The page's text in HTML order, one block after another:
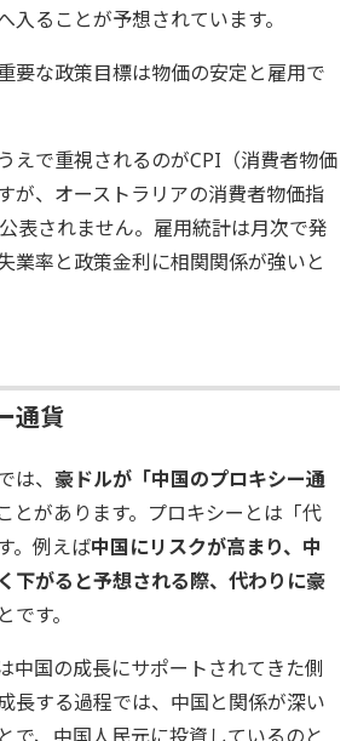
入ることが予想されています。
要な政策目標は物価の安定と雇用で
えで重視されるのがCPI（消費者物価
が、オーストラリアの消費者物価指
表されません。雇用統計は月次で発
業率と政策金利に相関関係が強いと
通貨
は、 豪ドルが「中国のプロキシー通
とがあります。プロキシーとは「代
。例えば中国にリスクが高まり、中
下がると予想される際、代わりに豪
です。
中国の成長にサポートされてきた側
長する過程では、中国と関係が深い
で、中国人民元に投資しているのと